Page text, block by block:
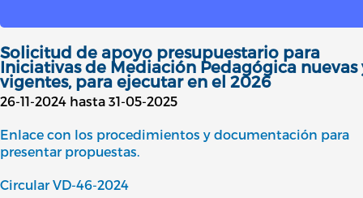
Solicitud de apoyo presupuestario para
Iniciativas de Mediación Pedagógica nuevas
vigentes, para ejecutar en el 2026
26-11-2024 hasta 31-05-2025
Enlace con los procedimientos y documentación para
presentar propuestas.
Circular VD-46-2024